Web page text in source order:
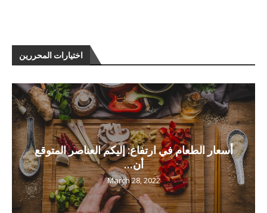
اختيارات المحررين
أسعار الطعام في ارتفاع: إليكم العناصر المتوقع
أن...
March 28, 2022